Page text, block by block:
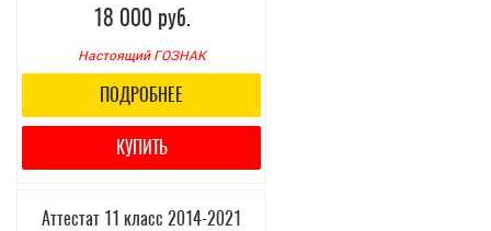
18 000 руб.
Настоящий ГОЗНАК
ПОДРОБНЕЕ
КУПИТЬ
Аттестат 11 класс 2014-2021